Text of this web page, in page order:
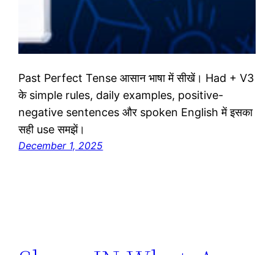
Past Perfect Tense आसान भाषा में सीखें। Had + V3
के simple rules, daily examples, positive-
negative sentences और spoken English में इसका
सही use समझें।
December 1, 2025